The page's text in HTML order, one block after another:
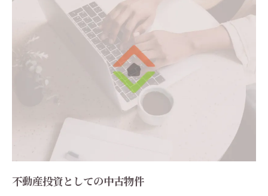
不動産投資としての中古物件